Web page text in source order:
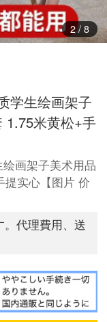
3/ 8
学生绘画架子
1.75米黄松+手
画架子美术用品
提实心【图片 价
。代理費用、送